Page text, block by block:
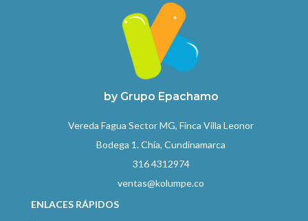
by Grupo Epachamo
Vereda Fagua Sector MG, Finca Villa Leonor
Bodega 1. Chía, Cundinamarca
316 4312974
ventas@kolumpe.co
ENLACES RÁPIDOS